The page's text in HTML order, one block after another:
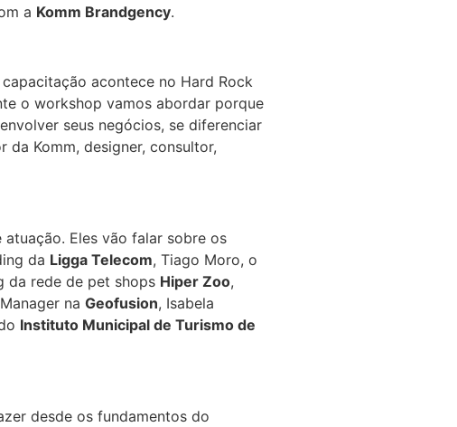
a Komm Brandgency.
acontece no Hard Rock
o workshop vamos abordar porque
seus negócios, se diferenciar
da Komm, designer, consultor,
Eles vão falar sobre os
da Ligga Telecom, Tiago Moro, o
da rede de pet shops Hiper Zoo,
na Geofusion, Isabela
Instituto Municipal de Turismo de
desde os fundamentos do